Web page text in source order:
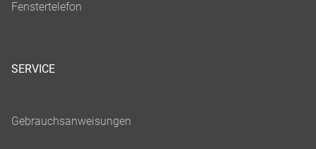
SERVICE